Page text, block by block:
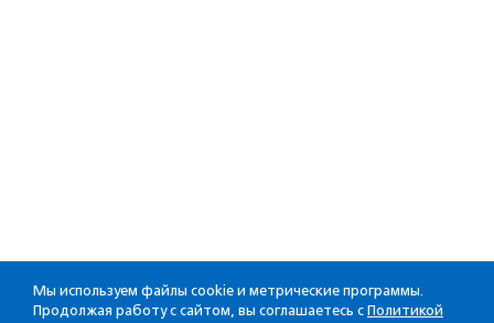
Мы используем файлы cookie и метрические программы.
Продолжая работу с сайтом, вы соглашаетесь с Политикой